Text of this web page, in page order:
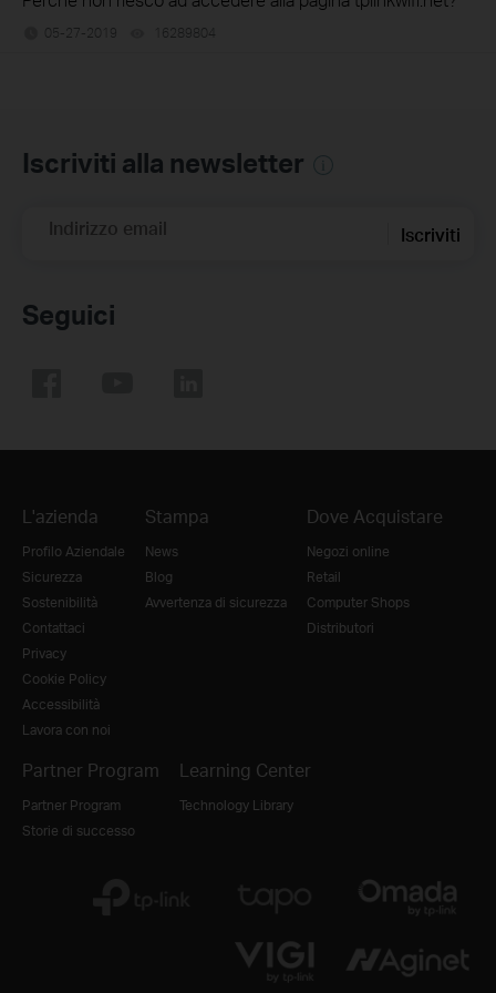
05-27-2019 16289804
Iscriviti alla newsletter
Indirizzo email Iscriviti
Seguici
L'azienda
Profilo Aziendale
Sicurezza
Sostenibilità
Contattaci
Privacy
Cookie Policy
Accessibilità
Lavora con noi
Stampa
News
Blog
Avvertenza di sicurezza
Dove Acquistare
Negozi online
Retail
Computer Shops
Distributori
Partner Program
Partner Program
Storie di successo
Learning Center
Technology Library